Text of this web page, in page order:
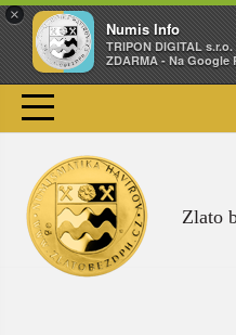
×
Numis Info
TRIPON DIGITAL s.r.o.
ZDARMA - Na Google
Zlato